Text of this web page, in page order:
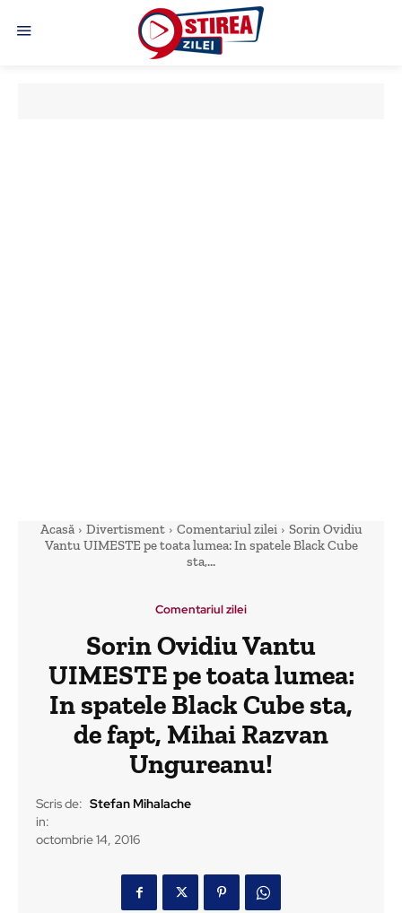
Acasă Divertisment Comentariul zilei
Sorin Ovidiu
Vantu UIMESTE pe toata lumea: In spatele Black Cube
sta,...
Comentariul zilei
Sorin Ovidiu Vantu
UIMESTE pe toata lumea:
In spatele Black Cube sta,
de fapt, Mihai Razvan
Ungureanu!
Scris de: Stefan Mihalache
in:
octombrie 14, 2016